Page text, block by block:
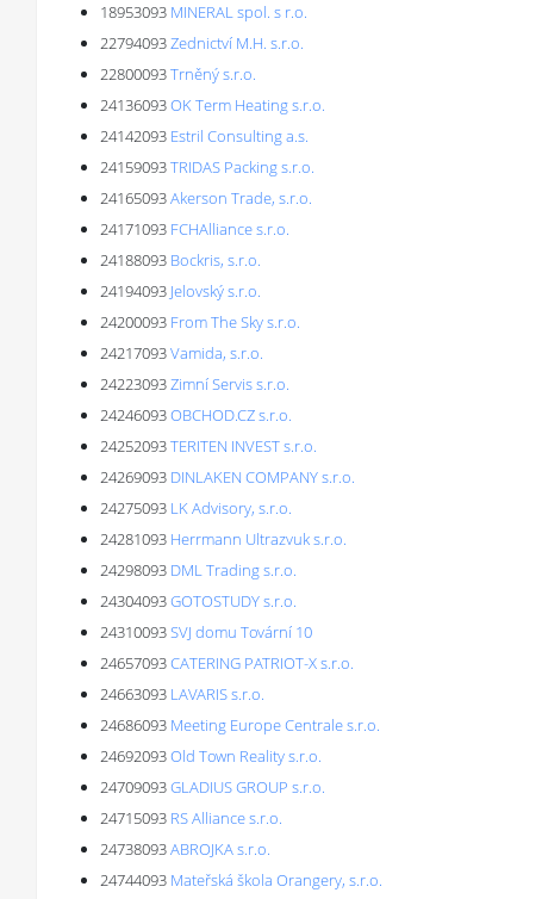
18953093 MINERAL spol. s r.o.
22794093Zednictví M.H. s.r.o.
22800093Trněný s.r.o.
24136093OK Term Heating s.r.o.
24142093 Estril Consulting a.s.
24159093TRIDAS Packing s.r.o.
24165093Akerson Trade, s.r.o.
24171093 FCHAlliance s.r.o.
24188093 Bockris, s.r.o.
24194093 Jelovský s.r.o.
24200093 From The Sky s.r.o.
24217093Vamida, s.r.o.
24223093Zimní Servis s.r.o.
24246093OBCHOD.CZ s.r.o.
24252093TERITEN INVEST s.r.o.
24269093 DINLAKEN COMPANY s.r.o.
24275093 LK Advisory, s.r.o.
24281093 Herrmann Ultrazvuk s.r.o.
24298093 DML Trading s.r.o.
24304093GOTOSTUDY s.r.o.
24310093SVJ domu Tovární 10
24657093CATERING PATRIOT-X s.r.o.
24663093 LAVARIS s.r.o.
24686093 Meeting Europe Centrale s.r.o.
24692093Old Town Reality s.r.o.
24709093GLADIUS GROUP s.r.o.
24715093 RS Alliance s.r.o.
24738093ABROJKA s.r.o.
24744093 Mateřská škola Orangery, s.r.o.